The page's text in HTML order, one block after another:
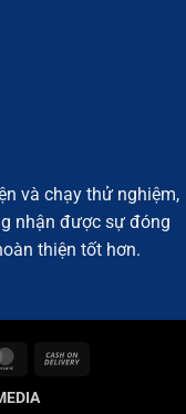
và chạy thử nghiệm,
nhận được sự đóng
thiện tốt hơn.
MasterCard